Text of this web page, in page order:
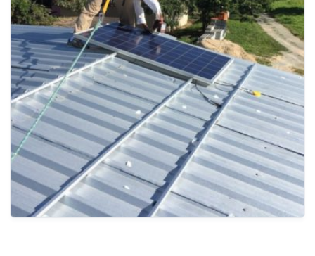
potrzebne
do działania
serwisu.
Statystyki
In order for
us to
improve
the
website's
functionality
and
structure,
based on
how the
website is